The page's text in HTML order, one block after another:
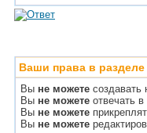
Ваши права в разделе
Вы не можете
Вы не можете отвечать в
Вы не можете
Вы не можете